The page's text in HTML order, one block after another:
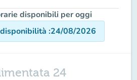
disponibili per oggi
:24/08/2026
24